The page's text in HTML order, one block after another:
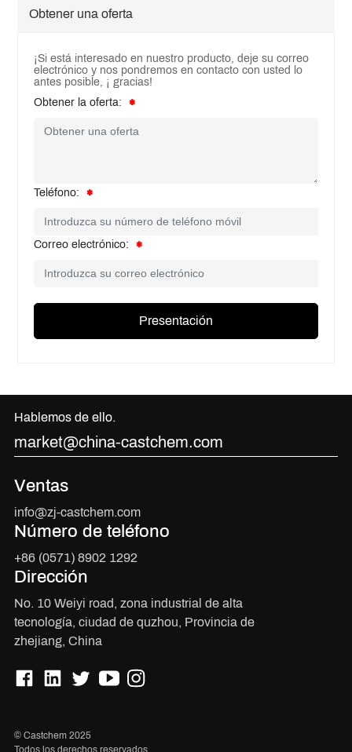
Obtener una oferta
¡Si está interesado en nuestro producto, deje su correo
electrónico y nos pondremos en contacto con usted lo
antes posible, ¡ gracias!
Obtener la oferta:
Teléfono:
Correo electrónico:
Presentación
Hablemos de ello.
market@china-castchem.com
Ventas
info@zj-castchem.com
Número de teléfono
+86 (0571) 8902 1292
Dirección
No. 10 Weiyi road, zona industrial de alta
tecnología, ciudad de quzhou, Provincia de
zhejiang, China
© Castchem 2025
Todos los derechos reservados